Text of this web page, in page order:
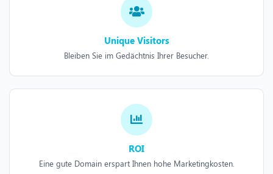
Unique Visitors
Bleiben Sie im Gedächtnis Ihrer Besucher.
ROI
Eine gute Domain erspart Ihnen hohe Marketingkosten.